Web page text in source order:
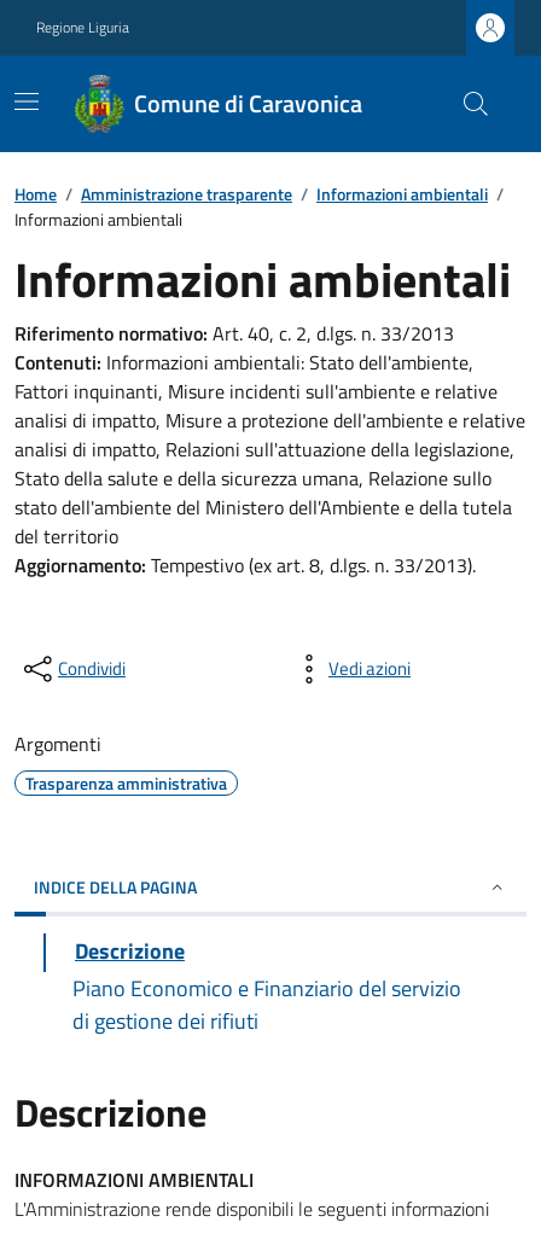
Regione Liguria
Comune di Caravonica
Home / Amministrazione trasparente / Informazioni ambientali /
Informazioni ambientali
Informazioni ambientali
Riferimento normativo: Art. 40, c. 2, d.lgs. n. 33/2013
Contenuti: Informazioni ambientali: Stato dell'ambiente,
Fattori inquinanti, Misure incidenti sull'ambiente e relative
analisi di impatto, Misure a protezione dell'ambiente e relative
analisi di impatto, Relazioni sull'attuazione della legislazione,
Stato della salute e della sicurezza umana, Relazione sullo
stato dell'ambiente del Ministero dell'Ambiente e della tutela
del territorio
Aggiornamento: Tempestivo (ex art. 8, d.lgs. n. 33/2013).
Condividi Vedi azioni
Argomenti
Trasparenza amministrativa
INDICE DELLA PAGINA
Descrizione
Piano Economico e Finanziario del servizio
di gestione dei rifiuti
Descrizione
INFORMAZIONI AMBIENTALI
L'Amministrazione rende disponibili le seguenti informazioni